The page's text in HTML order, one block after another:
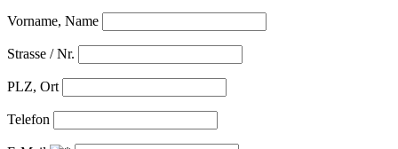
Vorname, Name
Strasse / Nr.
PLZ, Ort
Telefon